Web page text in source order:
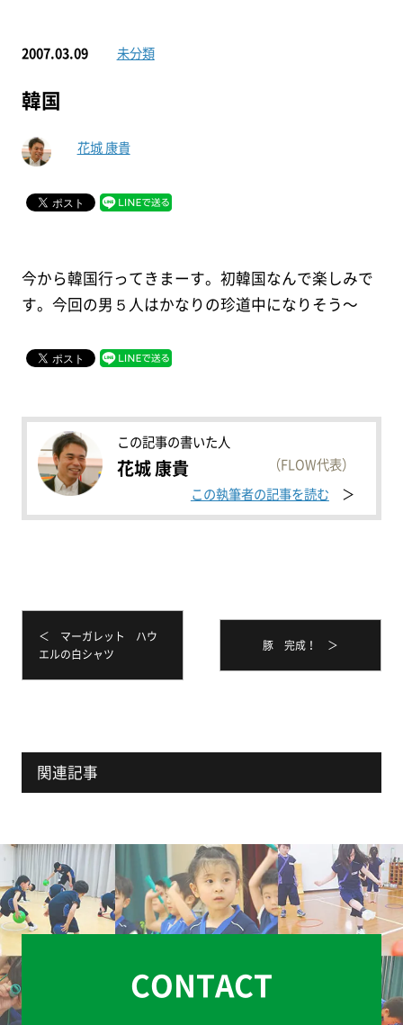
2007.03.09 未分類
韓国
花城 康貴
今から韓国行ってきまーす。初韓国なんで楽しみで
す。今回の男５人はかなりの珍道中になりそう〜
この記事の書いた人
花城 康貴
（FLOW代表）
この執筆者の記事を読む
＜ マーガレット ハウ
エルの白シャツ
豚 完成！ ＞
関連記事
CONTACT